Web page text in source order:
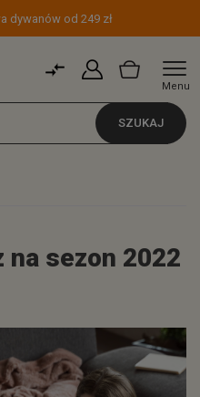
dywanów od 249 zł
Menu
SZUKAJ
sezon 2022